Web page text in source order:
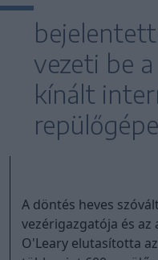
vezeti be
kínált
A döntés heves
vezérigazgatója és
O'Leary elutasította